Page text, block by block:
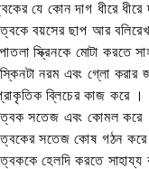
যে কোন দাগ ধীরে ধীরে
বয়সের ছাপ আর
‌স্ক্রিনকে মোটা করতে
নরম এবং গ্লো করার
ব্লিচের কাজ করে ।
সতেজ এবং কোমল‌ করে
সতেজ কোষ গঠন করে
হেলদি করতে সাহায্য